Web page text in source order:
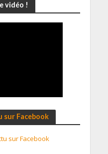
vidéo !
sur Facebook
sur Facebook